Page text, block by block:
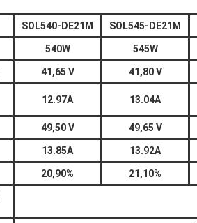
SOL540-DE21M SOL545-DE21M
540W 545W
41,65 V 41,80 V
12.97A 13.04A
49,50 V 49,65 V
13.85A 13.92A
20,90% 21,10%